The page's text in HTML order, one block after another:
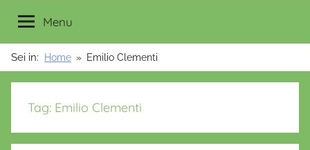
Menu
Sei in: Home Emilio Clementi
Tag: Emilio Clementi